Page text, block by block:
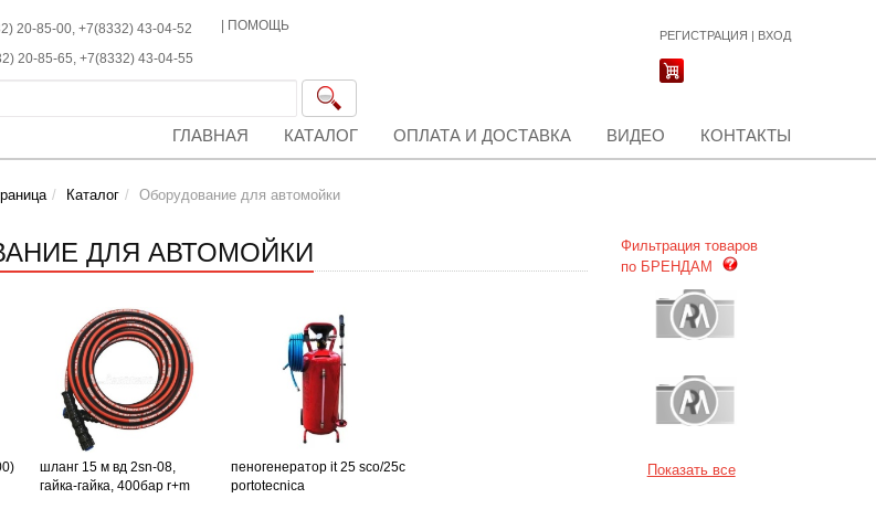
20-85-00, +7(8332) 43-04-52
20-85-65, +7(8332) 43-04-55
ПОМОЩЬ
РЕГИСТРАЦИЯ | ВХОД
ГЛАВНАЯ КАТАЛОГ ОПЛАТА И ДОСТАВКА ВИДЕО КОНТАКТЫ
Каталог Оборудование для автомойки
ДЛЯ АВТОМОЙКИ
шланг 15 м вд 2sn-08,
гайка-гайка, 400бар r+m
пеногенератор it 25 sco/25c
portotecnica
Фильтрация товаров
по БРЕНДАМ
Показать все